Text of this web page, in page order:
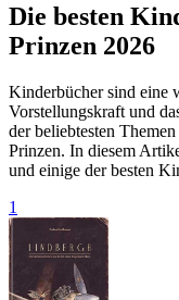
Die besten
Prinzen 2026
Kinderbücher sind eine
Vorstellungskraft und
der beliebtesten
Prinzen. In diesem
und einige der besten
1